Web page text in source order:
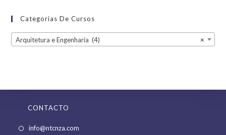
Categorias De Cursos
×
Arquitetura e Engenharia (4)
CONTACTO
info@ntcnza.com